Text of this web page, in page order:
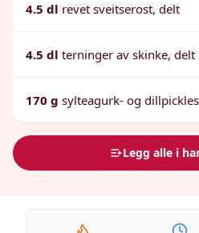
4.5 dl revet sveitserost, delt
4.5 dl terninger av skinke, delt
170 g sylteagurk- og
Legg alle i